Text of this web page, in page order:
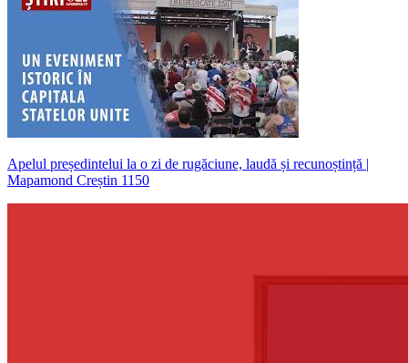
Apelul președintelui la o zi de rugăciune, laudă și recunoștință |
Mapamond Creștin 1150